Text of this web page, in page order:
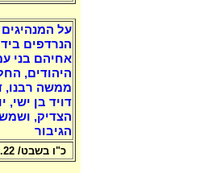
על המנהיגים
הנרדפים
אחיהם בני
היהודים,
ממשה רבנו,
דויד בן ישי,
הצדיק,
הגיבור
כ"ו בשבט/ 28.1.22